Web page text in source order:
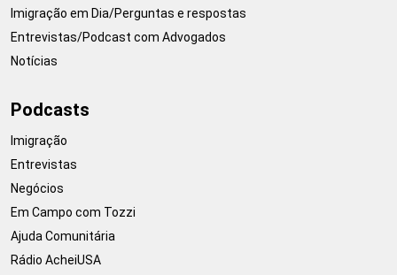
Imigração em Dia/Perguntas e respostas
Entrevistas/Podcast com Advogados
Notícias
Podcasts
Imigração
Entrevistas
Negócios
Em Campo com Tozzi
Ajuda Comunitária
Rádio AcheiUSA